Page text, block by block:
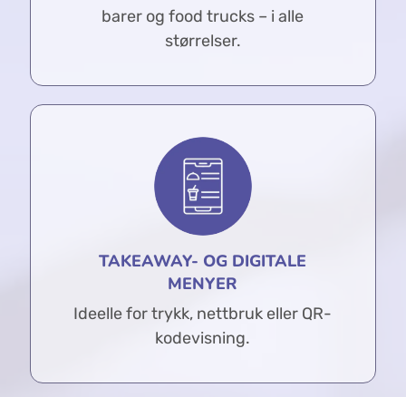
barer og food trucks – i alle
størrelser.
TAKEAWAY- OG DIGITALE
MENYER
Ideelle for trykk, nettbruk eller QR-
kodevisning.